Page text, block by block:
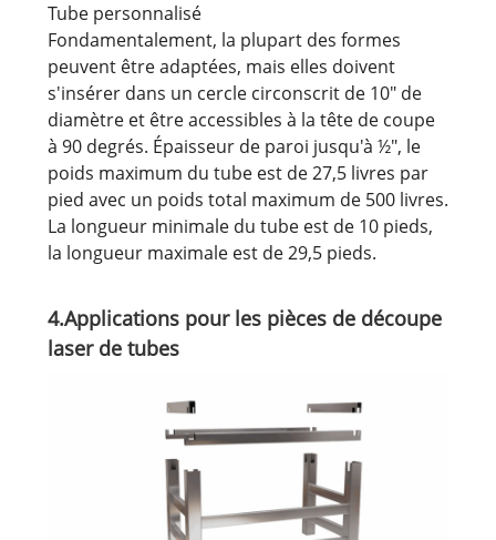
Tube personnalisé
Fondamentalement, la plupart des formes
peuvent être adaptées, mais elles doivent
s'insérer dans un cercle circonscrit de 10" de
diamètre et être accessibles à la tête de coupe
à 90 degrés. Épaisseur de paroi jusqu'à ½", le
poids maximum du tube est de 27,5 livres par
pied avec un poids total maximum de 500 livres.
La longueur minimale du tube est de 10 pieds,
la longueur maximale est de 29,5 pieds.
4.Applications pour les pièces de découpe
laser de tubes